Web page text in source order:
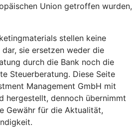
Union getroffen wurden,
stellen keine
sie ersetzen weder die
durch die Bank noch die
Steuerberatung. Diese Seite
Management GmbH mit
hergestellt, dennoch übernimmt
Gewähr für die Aktualität,